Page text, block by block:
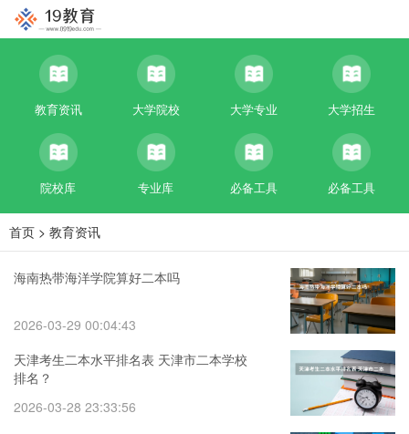
教育资讯 大学院校 大学专业 大学招生
院校库 专业库 必备工具 必备工具
首页 > 教育资讯
海南热带海洋学院算好二本吗
2026-03-29 00:04:43
天津考生二本水平排名表 天津市二本学校
排名？
2026-03-28 23:33:56